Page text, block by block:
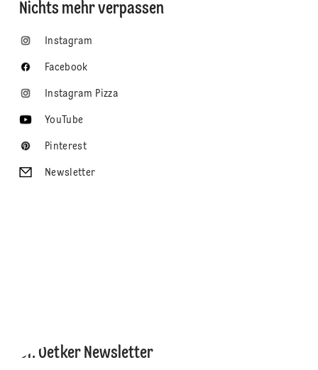
Nichts mehr verpassen
Instagram
Facebook
Instagram Pizza
YouTube
Pinterest
Newsletter
Dr. Oetker Newsletter